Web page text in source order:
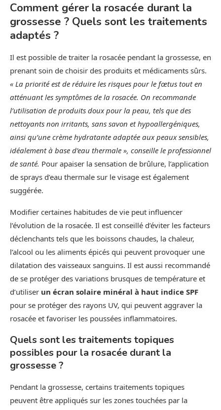
Comment gérer la rosacée durant la
grossesse ? Quels sont les traitements
adaptés ?
Il est possible de traiter la rosacée pendant la grossesse, en
prenant soin de choisir des produits et médicaments sûrs.
« La priorité est de réduire les risques pour le fœtus tout en
atténuant les symptômes de la rosacée. On recommande
l’utilisation de produits doux pour la peau, tels que des
nettoyants non irritants, sans savon et hypoallergéniques,
ainsi qu’une crème hydratante adaptée aux peaux sensibles,
idéalement à base d’eau thermale », conseille le professionnel
de santé. Pour apaiser la sensation de brûlure, l’application
de sprays d’eau thermale sur le visage est également
suggérée.
Modifier certaines habitudes de vie peut influencer
l’évolution de la rosacée. Il est conseillé d’éviter les facteurs
déclenchants tels que les boissons chaudes, la chaleur,
l’alcool ou les aliments épicés qui peuvent provoquer une
dilatation des vaisseaux sanguins. Il est aussi recommandé
de se protéger des variations brusques de température et
d’utiliser un écran solaire minéral à haut indice SPF
pour se protéger des rayons UV, qui peuvent aggraver la
rosacée et favoriser les poussées inflammatoires.
Quels sont les traitements topiques
possibles pour la rosacée durant la
grossesse ?
Pendant la grossesse, certains traitements topiques
peuvent être appliqués sur les zones touchées par la